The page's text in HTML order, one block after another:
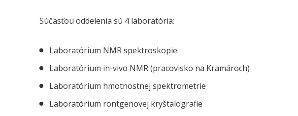
Súčasťou oddelenia sú 4 laboratória:
Laboratórium NMR spektroskopie
Laboratórium in-vivo NMR (pracovisko na Kramároch)
Laboratórium hmotnostnej spektrometrie
Laboratórium rontgenovej kryštalografie